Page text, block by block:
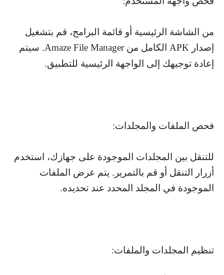
من الشاشة الرئيسية أو قائمة البرامج، قم بتشغيل
إصدار APK الكامل منAmaze File Manager. سيتم
إعادة توجيهك إلى الواجهة الرئيسية للتطبيق.
فحص الملفات والمجلدات:
للتنقل بين المجلدات الموجودة على جهازك، استخدم
أزرار التنقل أو قم بالتمرير. يتم عرض الملفات
الموجودة في المجلد المحدد عند تحديده.
تنظيم المجلدات والملفات: